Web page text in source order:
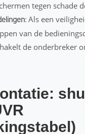
tegen schade
Als een
van de
de onderbreker